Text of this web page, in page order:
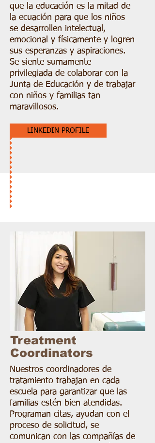
que la educación es la mitad de
la ecuación para que los niños
se desarrollen intelectual,
emocional y físicamente y logren
sus esperanzas y aspiraciones.
Se siente sumamente
privilegiada de colaborar con la
Junta de Educación y de trabajar
con niños y familias tan
maravillosos.
LINKEDIN PROFILE
Treatment
Coordinators
Nuestros coordinadores de
tratamiento trabajan en cada
escuela para garantizar que las
familias estén bien atendidas.
Programan citas, ayudan con el
proceso de solicitud, se
comunican con las compañías de